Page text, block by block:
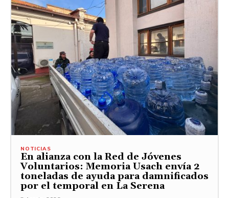
NOTICIAS
En alianza con la Red de Jóvenes
Voluntarios: Memoria Usach envía 2
toneladas de ayuda para damnificados
por el temporal en La Serena